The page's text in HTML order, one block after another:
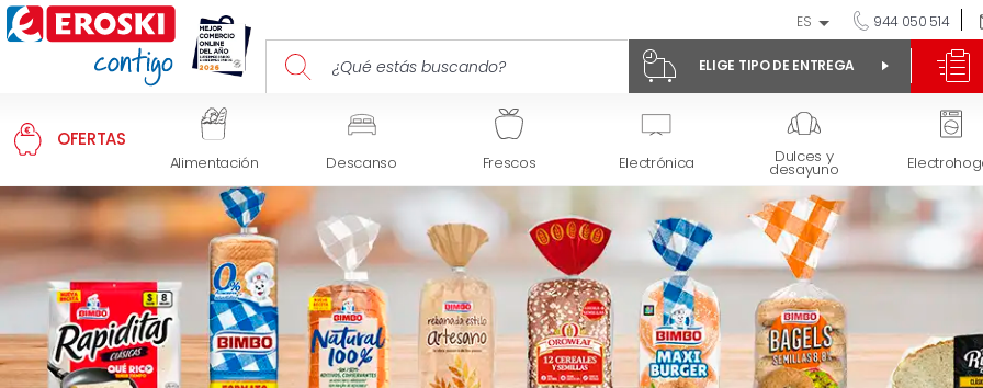
ES 944 050 514
ELIGE TIPO DE ENTREGA
OFERTAS
Alimentación Descanso Frescos Electrónica Dulces y
desayuno